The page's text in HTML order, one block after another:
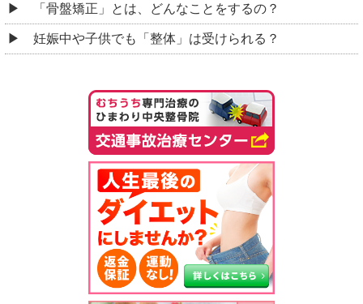
「骨盤矯正」とは、どんなことをするの？
妊娠中や子供でも「整体」は受けられる？